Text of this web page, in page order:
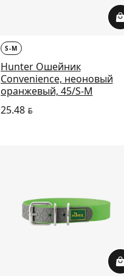
S-M
Hunter Ошейник
Convenience, неоновый
оранжевый, 45/S-M
25.48BYN